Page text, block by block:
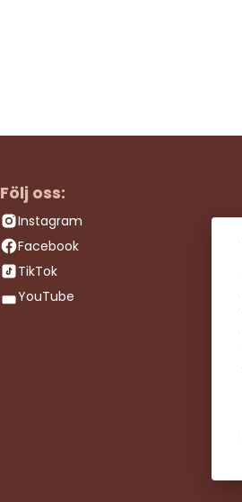
Följ oss:
Instagram
Facebook
TikTok
YouTube